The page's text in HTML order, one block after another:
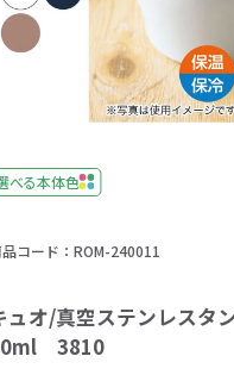
べる本体色
コード：ROM-240011
ュオ/真空ステンレスタ
3810